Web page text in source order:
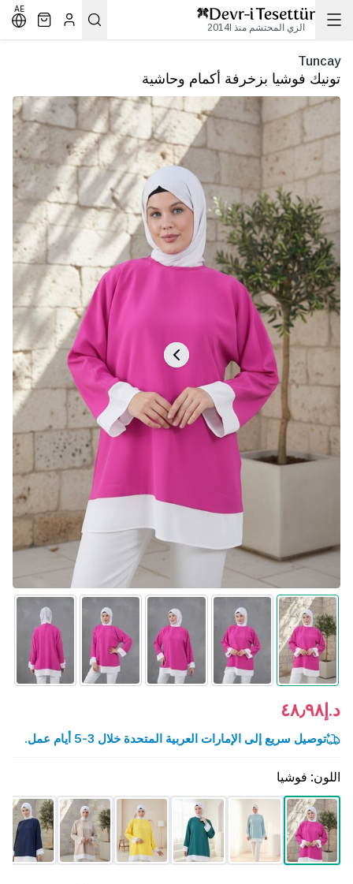
الزي المحتشم منذ 2014l
AE
Tuncay
تونيك فوشيا بزخرفة أكمام وحاشية
د.إ٤٨٫٩٨
توصيل سريع إلى الإمارات العربية المتحدة خلال 3-5 أيام عمل.
اللون: فوشيا